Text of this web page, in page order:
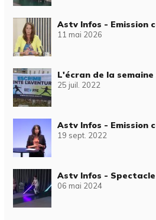
Astv Infos - Emission
11 mai 2026
L'écran de la
25 juil. 2022
Astv Infos - Emission
19 sept. 2022
Astv Infos -
06 mai 2024